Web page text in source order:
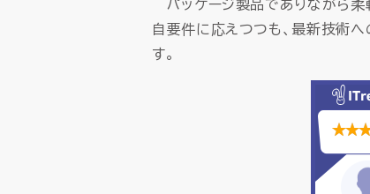
パッケージ製品でありながら柔
自要件に応えつつも、最新技術
す。